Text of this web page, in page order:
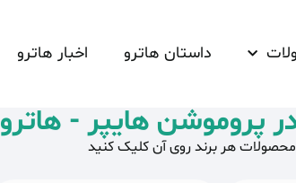
داستان هاترو اخبار هاترو
پروموشن هایپر - هاترو
هر برند روی آن کلیک کنید